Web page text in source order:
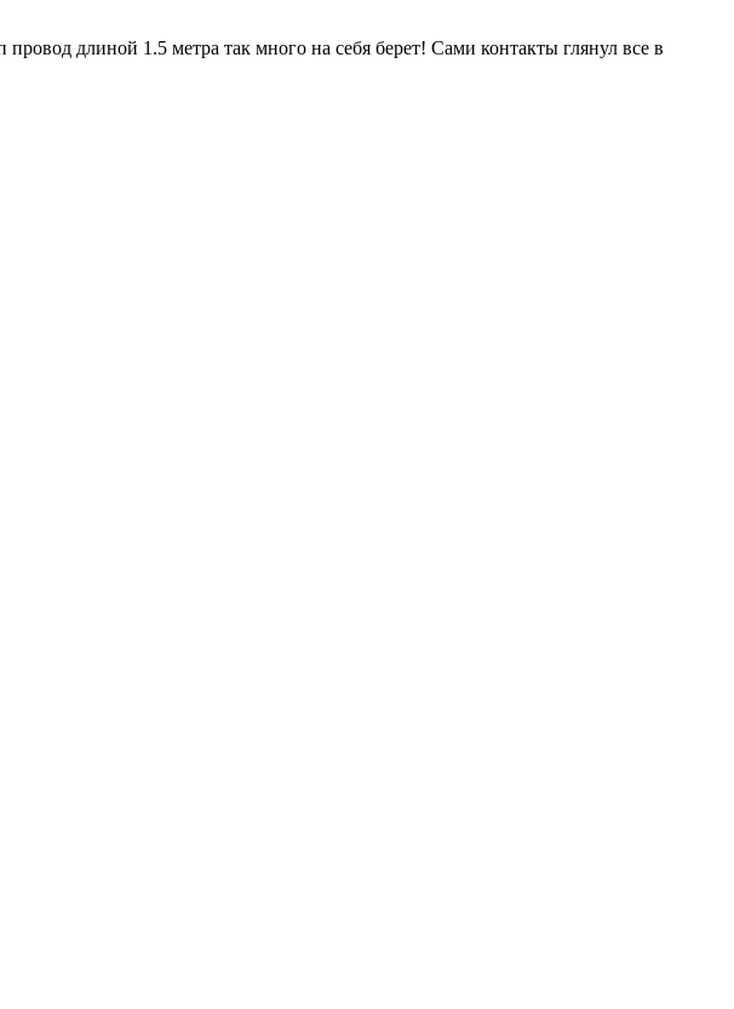
длиной 1.5 метра так много на себя берет! Сами контакты глянул все в